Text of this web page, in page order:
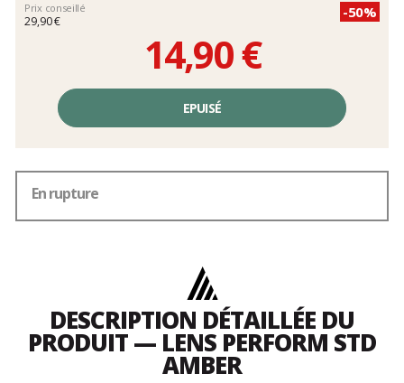
Prix conseillé
29,90 €
-50%
14,90 €
unitaire,
EPUISÉ
En rupture
DESCRIPTION DÉTAILLÉE DU
PRODUIT — LENS PERFORM STD
AMBER